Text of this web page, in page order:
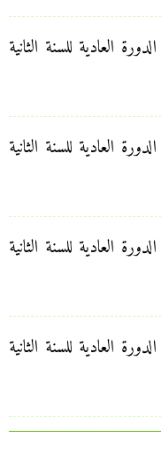
العادية للسنة الثانية
العادية للسنة الثانية
العادية للسنة الثانية
العادية للسنة الثانية